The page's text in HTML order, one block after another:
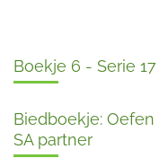
Boekje 6 - Serie 17
Biedboekje:
SA partner